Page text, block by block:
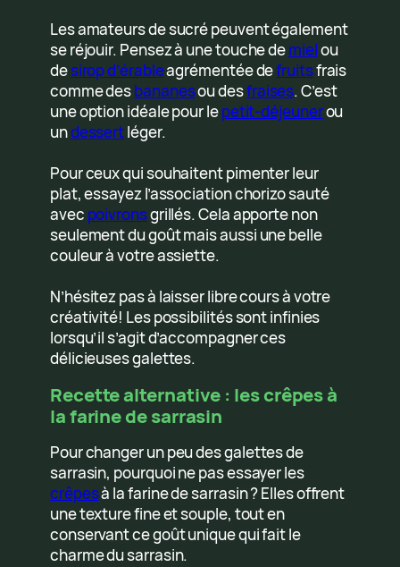
Les amateurs de sucré peuvent également
se réjouir. Pensez à une touche demielou
desirop d’érableagrémentée defruitsfrais
comme desbananesou desfraises. C’est
une option idéale pour lepetit-déjeunerou
undessertléger.
Pour ceux qui souhaitent pimenter leur
plat, essayez l’association chorizo sauté
avec poivronsgrillés. Cela apporte non
seulement du goût mais aussi une belle
couleur à votre assiette.
N’hésitez pas à laisser libre cours à votre
créativité! Les possibilités sont infinies
lorsqu’il s’agit d’accompagner ces
délicieuses galettes.
Recette alternative : les crêpes à
la farine de sarrasin
Pour changer un peu des galettes de
sarrasin, pourquoi ne pas essayer les
crêpesà la farine de sarrasin ? Elles offrent
une texture fine et souple, tout en
conservant ce goût unique qui fait le
charme du sarrasin.